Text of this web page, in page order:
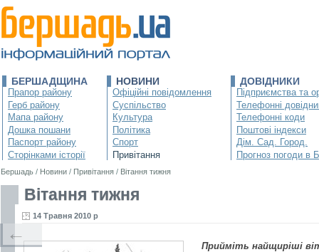
БЕРШАДЩИНА
Прапор району
Герб району
Мапа району
Дошка пошани
Паспорт району
Сторінками історії
НОВИНИ
Офіційні повідомлення
Суспільство
Культура
Політика
Спорт
Привітання
ДОВІДНИКИ
Підприємства та
Телефонні
Телефонні коди
Поштові індекси
Дім. Сад. Город.
Прогноз погоди в
Бершадь / Новини / Привітання / Вітання тижня
Вітання тижня
14 Травня 2010 р
Прийміть найщиріші
←